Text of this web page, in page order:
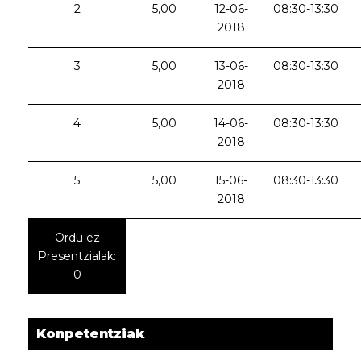
2 5,00
12-06-
2018
08:30-13:30
3 5,00
13-06-
2018
08:30-13:30
4 5,00
14-06-
2018
08:30-13:30
5 5,00
15-06-
2018
08:30-13:30
Ordu ez
Presentzialak:
0
Konpetentziak